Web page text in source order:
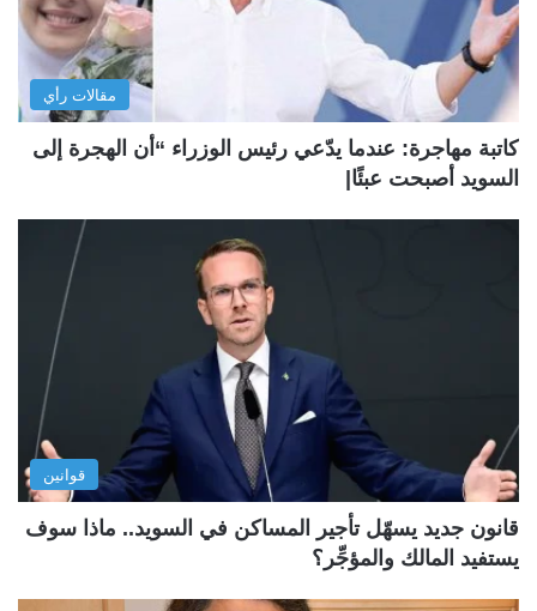
مقالات رأي
كاتبة مهاجرة: عندما يدّعي رئيس الوزراء “أن الهجرة إلى
السويد أصبحت عبئًا|
قوانين
قانون جديد يسهّل تأجير المساكن في السويد.. ماذا سوف
يستفيد المالك والمؤجِّر؟